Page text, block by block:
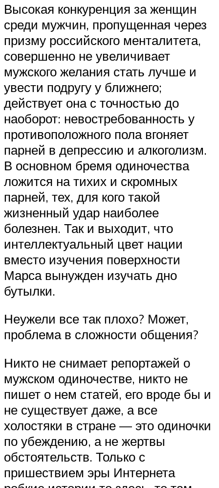
Высокая конкуренция за женщин
среди мужчин, пропущенная через
призму российского менталитета,
совершенно не увеличивает
мужского желания стать лучше и
увести подругу у ближнего;
действует она с точностью до
наоборот: невостребованность у
противоположного пола вгоняет
парней в депрессию и алкоголизм.
В основном бремя одиночества
ложится на тихих и скромных
парней, тех, для кого такой
жизненный удар наиболее
болезнен. Так и выходит, что
интеллектуальный цвет нации
вместо изучения поверхности
Марса вынужден изучать дно
бутылки.
Неужели все так плохо? Может,
проблема в сложности общения?
Никто не снимает репортажей о
мужском одиночестве, никто не
пишет о нем статей, его вроде бы и
не существует даже, а все
холостяки в стране — это одиночки
по убеждению, а не жертвы
обстоятельств. Только с
пришествием эры Интернета